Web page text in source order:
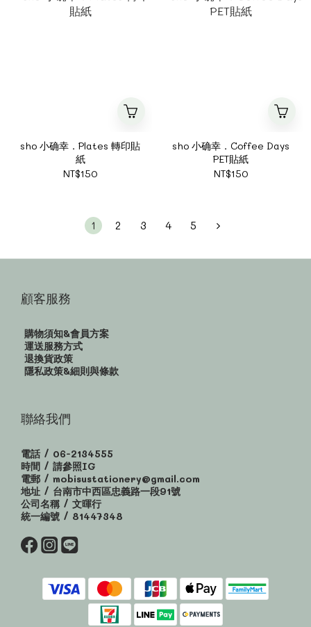
sho 小确幸．Plates 轉印貼
紙
NT$150
sho 小确幸．Coffee Days
PET貼紙
NT$150
1 2 3 4 5
顧客服務
購物須知&會員方案
運送服務方式
退換貨政策
隱私政策&細則與條款
聯絡我們
電話 / 06-2134555
時間 / 請參照IG
電郵 / mobisustationery@gmail.com
地址 / 台南市中西區忠義路一段91號
公司名稱 / 文暉行
統一編號 / 81447348